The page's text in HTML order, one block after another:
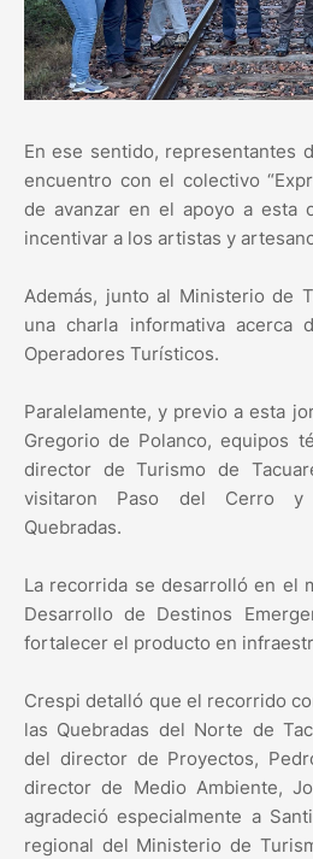
En ese sentido, representantes
encuentro con el colectivo
de avanzar en el apoyo a esta
incentivar a los artistas y
Además, junto al Ministerio de
una charla informativa acerca
Operadores Turísticos.
Paralelamente, y previo a esta
Gregorio de Polanco, equipos
director de Turismo de
visitaron Paso del Cerro y
Quebradas.
La recorrida se desarrolló en el
Desarrollo de Destinos
fortalecer el producto en
Crespi detalló que el recorrido
las Quebradas del Norte de
del director de Proyectos,
director de Medio Ambiente,
agradeció especialmente a
regional del Ministerio de